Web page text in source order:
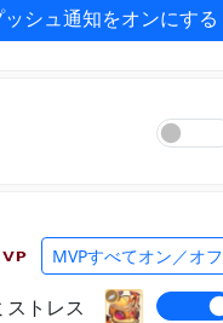
ッシュ通知をオンにする
MVPすべてオン／オフ
ストレス